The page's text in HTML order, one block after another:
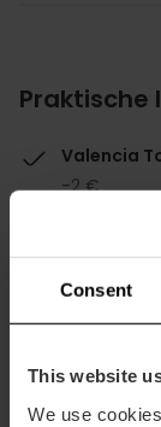
Consent
This website
We use
Praktische
Valencia
-2 €
Wie